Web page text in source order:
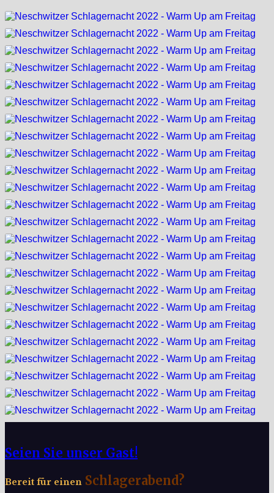
Seien Sie unser Gast!
Bereit für einen Schlagerabend?